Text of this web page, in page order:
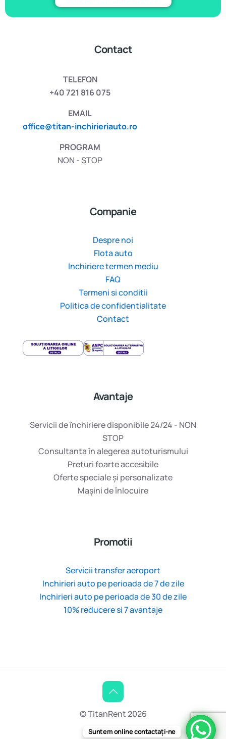
Contact
TELEFON
+40 721 816 075
EMAIL
office@titan-inchirieriauto.ro
PROGRAM
NON - STOP
Companie
Despre noi
Flota auto
Inchiriere termen mediu
FAQ
Termeni si conditii
Politica de confidentialitate
Contact
Avantaje
Servicii de închiriere disponibile 24/24 - NON
STOP
Consultanta în alegerea autoturismului
Preturi foarte accesibile
Oferte speciale și personalizate
Mașini de înlocuire
Promotii
Servicii transfer aeroport
Inchirieri auto pe perioada de 7 de zile
Inchirieri auto pe perioada de 30 de zile
10% reducere si 7 avantaje
© TitanRent 2026
Suntem online contactați-ne